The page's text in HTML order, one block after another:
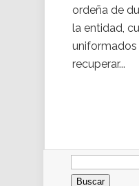
ordeña de
la entidad,
recuperar...
Buscar: